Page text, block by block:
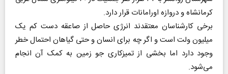
کرمانشاه و دروازه اورامانات قرار دارد.
برخی کارشناسان معتقدند انرژی حاصل از صاعقه دست کم یک
میلیون ولت است و اگر چه برای انسان و حتی گیاهان احتمال خطر
وجود دارد اما بخشی از تمیزکاری جو زمین به کمک آن انجام
می‌شود.